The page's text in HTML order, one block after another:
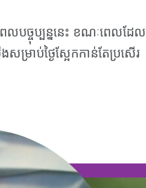
លបច្ចុប្បន្ននេះ ខណៈពេលដែល
ម្រាប់ថ្ងៃស្អែកកាន់តែប្រសើរ